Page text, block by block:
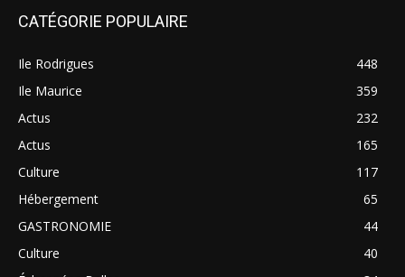
CATÉGORIE POPULAIRE
Ile Rodrigues
448
Ile Maurice
359
Actus
232
Actus
165
Culture
117
Hébergement
65
GASTRONOMIE
44
Culture
40